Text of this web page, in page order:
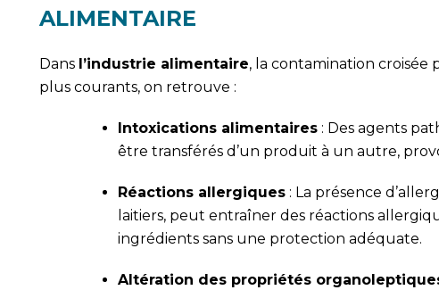
ALIMENTAIRE
Dans l’industrie alimentaire, la contamination croisée
plus courants, on retrouve :
Intoxications alimentaires: Des agents
être transférés d’un produit à un autre,
Réactions allergiques: La présence
laitiers, peut entraîner des réactions
ingrédients sans une protection adéquate.
Altération des propriétés